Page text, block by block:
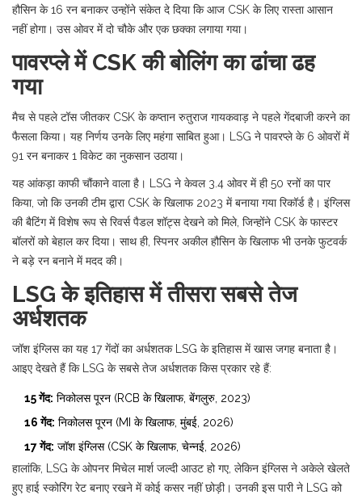
हौसिन के 16 रन बनाकर उन्होंने संकेत दे दिया कि आज CSK के लिए रास्ता आसान
नहीं होगा। उस ओवर में दो चौके और एक छक्का लगाया गया।
पावरप्ले में CSK की बोलिंग का ढांचा ढह
गया
मैच से पहले टॉस जीतकर CSK के कप्तान रुतुराज गायकवाड़ ने पहले गेंदबाजी करने का
फैसला किया। यह निर्णय उनके लिए महंगा साबित हुआ। LSG ने पावरप्ले के 6 ओवरों में
91 रन बनाकर 1 विकेट का नुकसान उठाया।
यह आंकड़ा काफी चौंकाने वाला है। LSG ने केवल 3.4 ओवर में ही 50 रनों का पार
किया, जो कि उनकी टीम द्वारा CSK के खिलाफ 2023 में बनाया गया रिकॉर्ड है। इंग्लिस
की बैटिंग में विशेष रूप से रिवर्स पैडल शॉट्स देखने को मिले, जिन्होंने CSK के फास्टर
बॉलरों को बेहाल कर दिया। साथ ही, स्पिनर अकील हौसिन के खिलाफ भी उनके फुटवर्क
ने बड़े रन बनाने में मदद की।
LSG के इतिहास में तीसरा सबसे तेज
अर्धशतक
जॉश इंग्लिस का यह 17 गेंदों का अर्धशतक LSG के इतिहास में खास जगह बनाता है।
आइए देखते हैं कि LSG के सबसे तेज अर्धशतक किस प्रकार रहे हैं:
15 गेंद: निकोलस पूरन (RCB के खिलाफ, बेंगलुरु, 2023)
16 गेंद: निकोलस पूरन (MI के खिलाफ, मुंबई, 2026)
17 गेंद: जॉश इंग्लिस (CSK के खिलाफ, चेन्नई, 2026)
हालांकि, LSG के ओपनर मिचेल मार्श जल्दी आउट हो गए, लेकिन इंग्लिस ने अकेले खेलते
हुए हाई स्कोरिंग रेट बनाए रखने में कोई कसर नहीं छोड़ी। उनकी इस पारी ने LSG को